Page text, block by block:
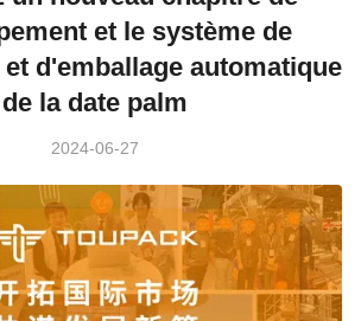
et le système de
d'emballage automatique
de la date palm
2024-06-27